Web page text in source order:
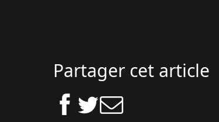
Partager cet article